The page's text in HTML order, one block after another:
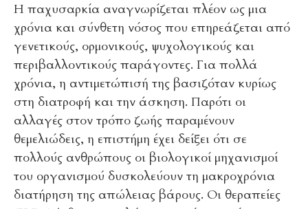
Η παχυσαρκία αναγνωρίζεται πλέον ως μια
χρόνια και σύνθετη νόσος που επηρεάζεται από
γενετικούς, ορμονικούς, ψυχολογικούς και
περιβαλλοντικούς παράγοντες. Για πολλά
χρόνια, η αντιμετώπισή της βασιζόταν κυρίως
στη διατροφή και την άσκηση. Παρότι οι
αλλαγές στον τρόπο ζωής παραμένουν
θεμελιώδεις, η επιστήμη έχει δείξει ότι σε
πολλούς ανθρώπους οι βιολογικοί μηχανισμοί
του οργανισμού δυσκολεύουν τη μακροχρόνια
διατήρηση της απώλειας βάρους. Οι θεραπείες